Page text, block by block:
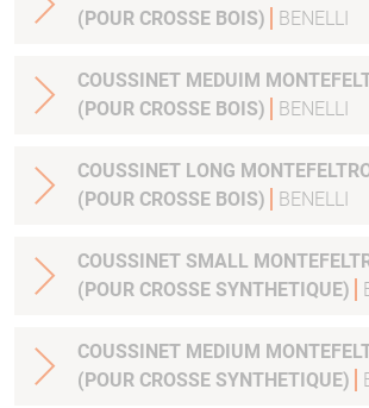
(POUR CROSSE BOIS)
BENELLI
COUSSINET MEDUIM
(POUR CROSSE BOIS)
BENELLI
COUSSINET LONG
(POUR CROSSE BOIS)
BENELLI
COUSSINET SMALL
(POUR CROSSE SYNTHETIQUE)
COUSSINET MEDIUM
(POUR CROSSE SYNTHETIQUE)